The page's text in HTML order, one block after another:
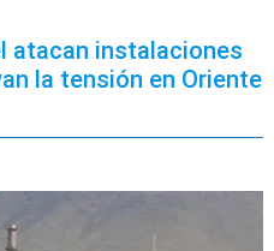
atacan instalaciones
la tensión en Oriente